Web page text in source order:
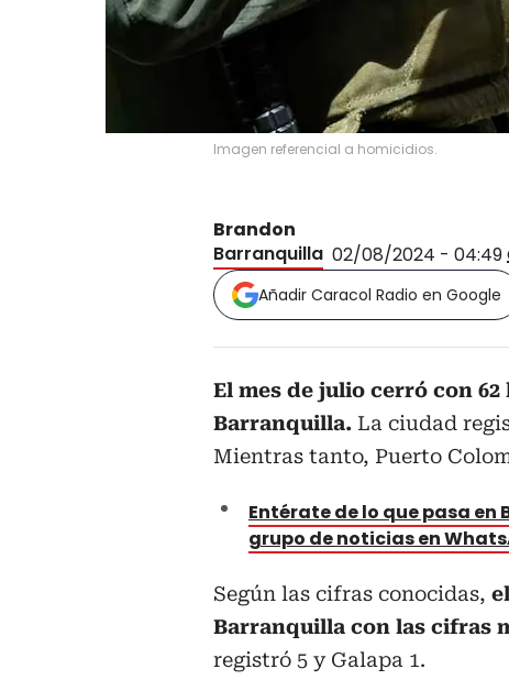
Imagen referencial a homicidios.
Brandon
Barranquilla 02/08/2024 - 04:49
Añadir Caracol Radio en Google
El mes de julio cerró con
Barranquilla. La ciudad
Mientras tanto, Puerto
Entérate de lo que pasa
grupo de noticias en
Según las cifras conocidas,
Barranquilla con las cifras
registró 5 y Galapa 1.